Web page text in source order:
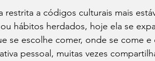
restrita a códigos culturais mais
hábitos herdados, hoje ela se
se escolhe comer, onde se come e
pessoal, muitas vezes